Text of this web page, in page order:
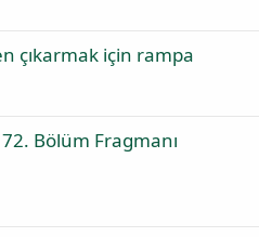
çıkarmak için rampa
Bölüm Fragmanı